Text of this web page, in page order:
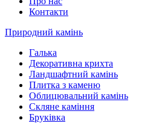
Контакти
Природний камінь
Галька
Декоративна крихта
Ландшафтний камінь
Плитка з каменю
Облицювальний камінь
Скляне каміння
Бруківка